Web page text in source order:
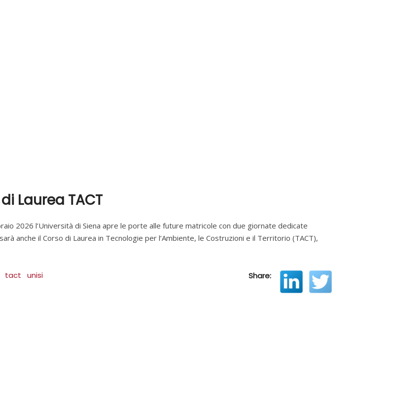
Laurea TACT
2026 l’Università di Siena apre le porte alle future matricole con due giornate dedicate
anche il Corso di Laurea in Tecnologie per l’Ambiente, le Costruzioni e il Territorio (TACT),
tact
unisi
Share: